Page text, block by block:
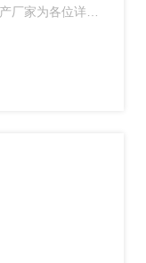
厂家为各位详细
，帮助企业和技